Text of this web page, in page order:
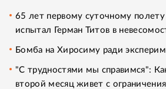
65 лет первому суточному
испытал Герман Титов в
Бомба на Хиросиму ради
"С трудностями мы справимся":
второй месяц живет с